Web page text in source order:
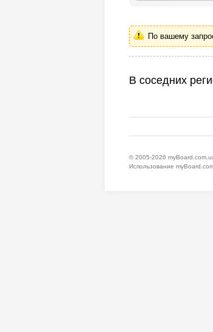
По вашему
В соседних
© 2005-2026
Использование